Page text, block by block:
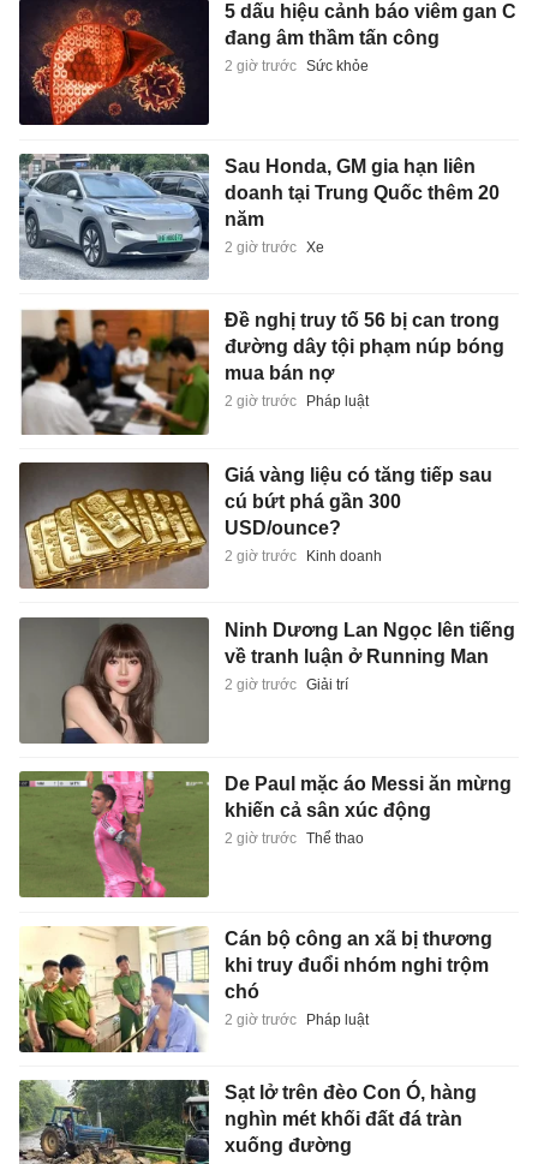
5 dấu hiệu cảnh báo viêm gan C
đang âm thầm tấn công
2 giờ trước Sức khỏe
Sau Honda, GM gia hạn liên
doanh tại Trung Quốc thêm 20
năm
2 giờ trước Xe
Đề nghị truy tố 56 bị can trong
đường dây tội phạm núp bóng
mua bán nợ
2 giờ trước Pháp luật
Giá vàng liệu có tăng tiếp sau
cú bứt phá gần 300
USD/ounce?
2 giờ trước Kinh doanh
Ninh Dương Lan Ngọc lên tiếng
về tranh luận ở Running Man
2 giờ trước Giải trí
De Paul mặc áo Messi ăn mừng
khiến cả sân xúc động
2 giờ trước Thể thao
Cán bộ công an xã bị thương
khi truy đuổi nhóm nghi trộm
chó
2 giờ trước Pháp luật
Sạt lở trên đèo Con Ó, hàng
nghìn mét khối đất đá tràn
xuống đường